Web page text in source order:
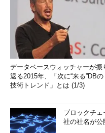
データベースウォッチャーが振
返る2015年、「次に“来る”DBの
技術トレンド」とは (1/3)
ブロックチ
社の社名が公